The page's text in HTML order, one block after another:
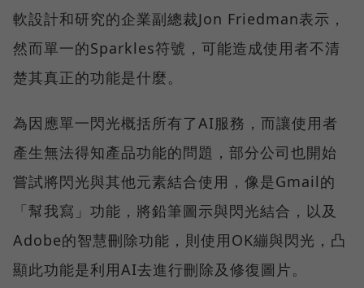
軟設計和研究的企業副總裁Jon Friedman表示，
然而單一的Sparkles符號，可能造成使用者不清
楚其真正的功能是什麼。
為因應單一閃光概括所有了AI服務，而讓使用者
產生無法得知產品功能的問題，部分公司也開始
嘗試將閃光與其他元素結合使用，像是Gmail的
「幫我寫」功能，將鉛筆圖示與閃光結合，以及
Adobe的智慧刪除功能，則使用OK繃與閃光，凸
顯此功能是利用AI去進行刪除及修復圖片。